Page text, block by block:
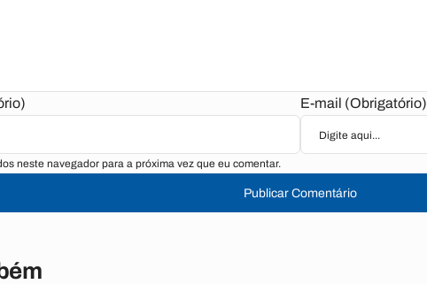
E-mail (Obrigatório)
neste navegador para a próxima vez que eu comentar.
Publicar Comentário